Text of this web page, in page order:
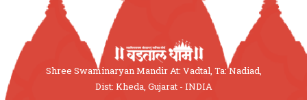
Shree Swaminaryan Mandir At: Vadtal, Ta: Nadiad,
Dist: Kheda, Gujarat - INDIA